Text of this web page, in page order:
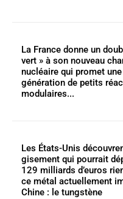
La France donne un
vert » à son nouveau
nucléaire qui promet
génération de petits
modulaires...
Les États-Unis
gisement qui pourrait
129 milliards d’euros
ce métal actuellement
Chine : le tungstène